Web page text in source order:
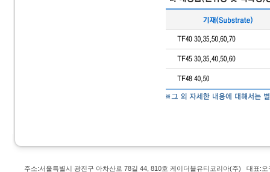
주소:서울특별시 광진구 아차산로 78길 44, 810호 케이더블유티코리아(주) 대표